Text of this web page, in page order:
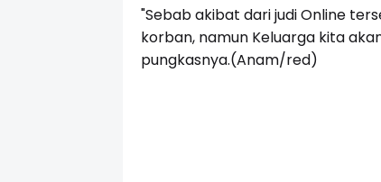
"Sebab akibat dari judi Online
korban, namun Keluarga kita
pungkasnya.(Anam/red)